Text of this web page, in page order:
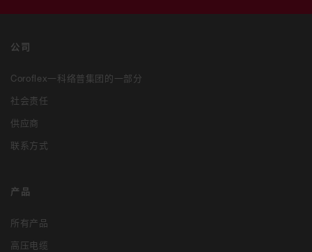
公司
Coroflex一科络普集团的一部分
社会责任
供应商
联系方式
产品
所有产品
高压电缆